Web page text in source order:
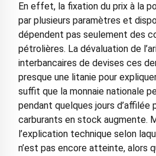
En effet, la fixation du prix à la
par plusieurs paramètres et
dépendent pas seulement des
pétrolières. La dévaluation de
interbancaires de devises ces
presque une litanie pour
suffit que la monnaie nationale
pendant quelques jours d’affilée
carburants en stock augmente.
l’explication technique selon
n’est pas encore atteinte, alors